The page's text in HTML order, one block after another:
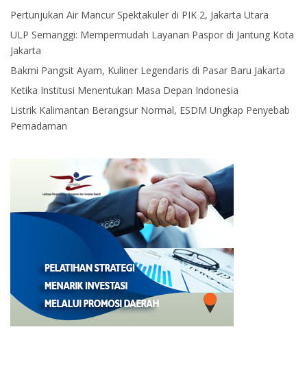
Pertunjukan Air Mancur Spektakuler di PIK 2, Jakarta Utara
ULP Semanggi: Mempermudah Layanan Paspor di Jantung Kota
Jakarta
Bakmi Pangsit Ayam, Kuliner Legendaris di Pasar Baru Jakarta
Ketika Institusi Menentukan Masa Depan Indonesia
Listrik Kalimantan Berangsur Normal, ESDM Ungkap Penyebab
Pemadaman